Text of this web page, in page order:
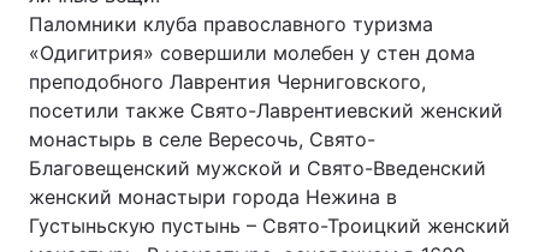
Паломники клуба православного туризма
«Одигитрия» совершили молебен у стен дома
преподобного Лаврентия Черниговского,
посетили также Свято-Лаврентиевский женский
монастырь в селе Вересочь, Свято-
Благовещенский мужской и Свято-Введенский
женский монастыри города Нежина в
Густыньскую пустынь – Свято-Троицкий женский